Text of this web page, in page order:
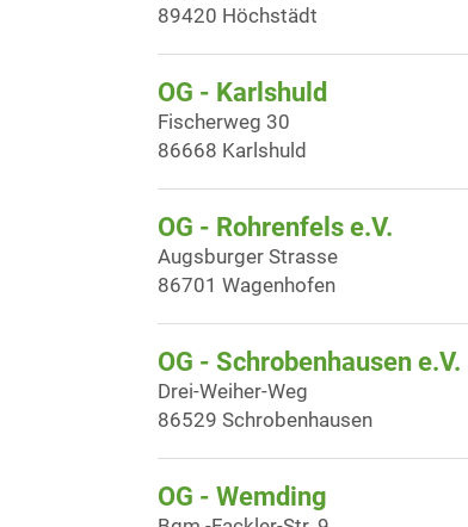
89420 Höchstädt
OG - Karlshuld
Fischerweg 30
86668 Karlshuld
OG - Rohrenfels e.V.
Augsburger Strasse
86701 Wagenhofen
OG - Schrobenhausen e.V.
Drei-Weiher-Weg
86529 Schrobenhausen
OG - Wemding